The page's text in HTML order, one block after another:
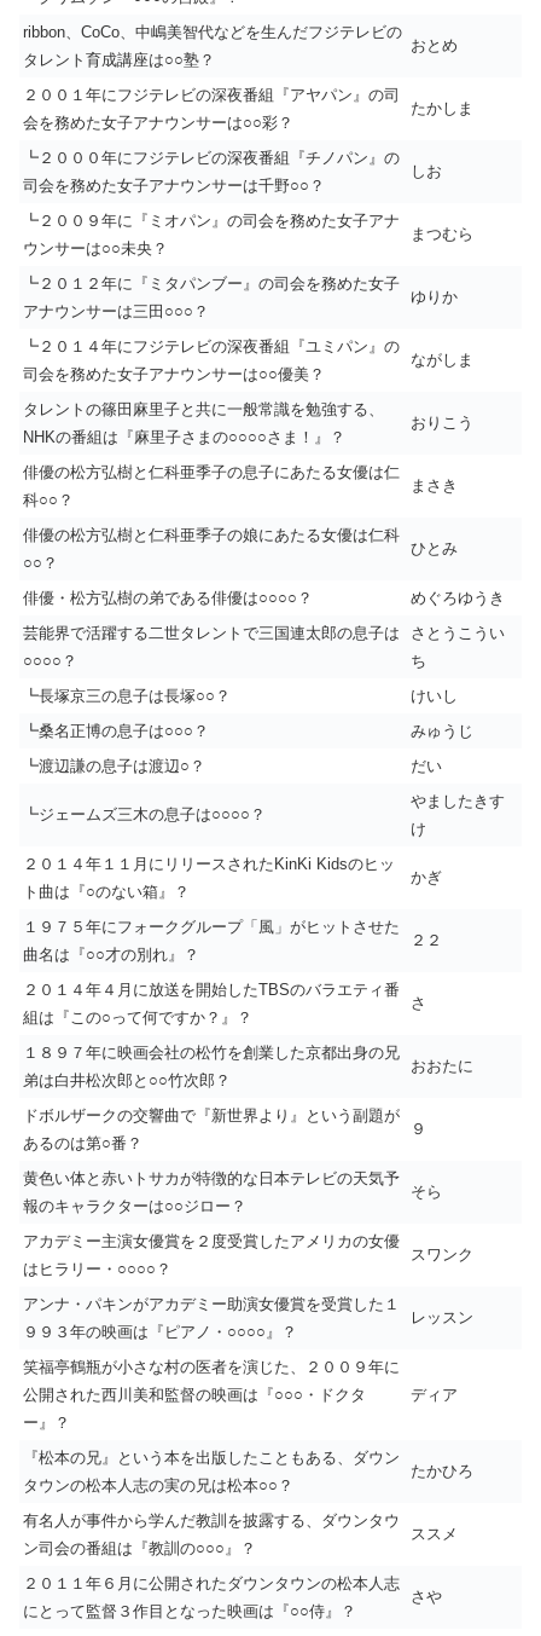
ribbon、CoCo、中嶋美智代などを生んだフジテレビの
タレント育成講座は○○塾？
おとめ
２００１年にフジテレビの深夜番組『アヤパン』の司
会を務めた女子アナウンサーは○○彩？
たかしま
┗２０００年にフジテレビの深夜番組『チノパン』の
司会を務めた女子アナウンサーは千野○○？
しお
┗２００９年に『ミオパン』の司会を務めた女子アナ
ウンサーは○○未央？
まつむら
┗２０１２年に『ミタパンブー』の司会を務めた女子
アナウンサーは三田○○○？
ゆりか
┗２０１４年にフジテレビの深夜番組『ユミパン』の
司会を務めた女子アナウンサーは○○優美？
ながしま
タレントの篠田麻里子と共に一般常識を勉強する、
NHKの番組は『麻里子さまの○○○○さま！』？
おりこう
俳優の松方弘樹と仁科亜季子の息子にあたる女優は仁
科○○？
まさき
俳優の松方弘樹と仁科亜季子の娘にあたる女優は仁科
○○？
ひとみ
俳優・松方弘樹の弟である俳優は○○○○？
めぐろゆうき
芸能界で活躍する二世タレントで三国連太郎の息子は
○○○○？
さとうこうい
ち
┗長塚京三の息子は長塚○○？
けいし
┗桑名正博の息子は○○○？
みゅうじ
┗渡辺謙の息子は渡辺○？
だい
┗ジェームズ三木の息子は○○○○？
やましたきす
け
２０１４年１１月にリリースされたKinKi Kidsのヒッ
ト曲は『○のない箱』？
かぎ
１９７５年にフォークグループ「風」がヒットさせた
曲名は『○○才の別れ』？
２２
２０１４年４月に放送を開始したTBSのバラエティ番
組は『この○って何ですか？』？
さ
１８９７年に映画会社の松竹を創業した京都出身の兄
弟は白井松次郎と○○竹次郎？
おおたに
ドボルザークの交響曲で『新世界より』という副題が
あるのは第○番？
９
黄色い体と赤いトサカが特徴的な日本テレビの天気予
報のキャラクターは○○ジロー？
そら
アカデミー主演女優賞を２度受賞したアメリカの女優
はヒラリー・○○○○？
スワンク
アンナ・パキンがアカデミー助演女優賞を受賞した１
９９３年の映画は『ピアノ・○○○○』？
レッスン
笑福亭鶴瓶が小さな村の医者を演じた、２００９年に
公開された西川美和監督の映画は『○○○・ドクタ
ー』？
ディア
『松本の兄』という本を出版したこともある、ダウン
タウンの松本人志の実の兄は松本○○？
たかひろ
有名人が事件から学んだ教訓を披露する、ダウンタウ
ン司会の番組は『教訓の○○○』？
ススメ
２０１１年６月に公開されたダウンタウンの松本人志
にとって監督３作目となった映画は『○○侍』？
さや